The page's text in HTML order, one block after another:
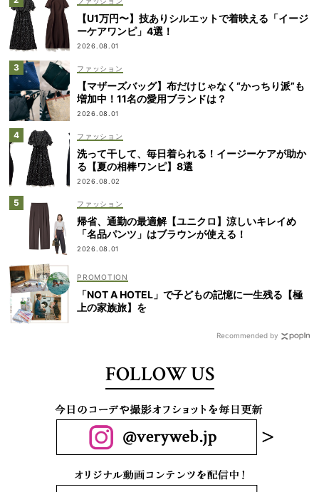
【U1万円〜】技ありシルエットで着映える「イージ
ーケアワンピ」4選！
2026.08.01
ファッション
【マザーズバッグ】布だけじゃなく“かっちり派”も
増加中！11名の愛用ブランドは？
2026.08.01
ファッション
洗って干して、毎日着られる！イージーケアが助か
る【夏の相棒ワンピ】8選
2026.08.02
ファッション
帰省、通勤の最適解【ユニクロ】涼しいキレイめ
「名品パンツ」はブラウンが使える！
2026.08.01
「NOT A HOTEL」で子どもの記憶に一生残る【極
上の家族旅】を
Recommended by
FOLLOW US